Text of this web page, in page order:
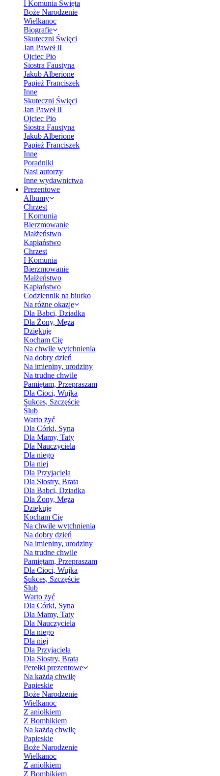
I Komunia Święta
Boże Narodzenie
Wielkanoc
Biografie
Skuteczni Święci
Jan Paweł II
Ojciec Pio
Siostra Faustyna
Jakub Alberione
Papież Franciszek
Inne
Skuteczni Święci
Jan Paweł II
Ojciec Pio
Siostra Faustyna
Jakub Alberione
Papież Franciszek
Inne
Poradniki
Nasi autorzy
Inne wydawnictwa
Prezentowe
Albumy
Chrzest
I Komunia
Bierzmowanie
Małżeństwo
Kapłaństwo
Chrzest
I Komunia
Bierzmowanie
Małżeństwo
Kapłaństwo
Codziennik na biurko
Na różne okazje
Dla Babci, Dziadka
Dla Żony, Męża
Dziękuję
Kocham Cię
Na chwile wytchnienia
Na dobry dzień
Na imieniny, urodziny
Na trudne chwile
Pamiętam, Przepraszam
Dla Cioci, Wujka
Sukces, Szczęście
Ślub
Warto żyć
Dla Córki, Syna
Dla Mamy, Taty
Dla Nauczyciela
Dla niego
Dla niej
Dla Przyjaciela
Dla Siostry, Brata
Dla Babci, Dziadka
Dla Żony, Męża
Dziękuję
Kocham Cię
Na chwile wytchnienia
Na dobry dzień
Na imieniny, urodziny
Na trudne chwile
Pamiętam, Przepraszam
Dla Cioci, Wujka
Sukces, Szczęście
Ślub
Warto żyć
Dla Córki, Syna
Dla Mamy, Taty
Dla Nauczyciela
Dla niego
Dla niej
Dla Przyjaciela
Dla Siostry, Brata
Perełki prezentowe
Na każdą chwilę
Papieskie
Boże Narodzenie
Wielkanoc
Z aniołkiem
Z Bombikiem
Na każdą chwilę
Papieskie
Boże Narodzenie
Wielkanoc
Z aniołkiem
Z Bombikiem